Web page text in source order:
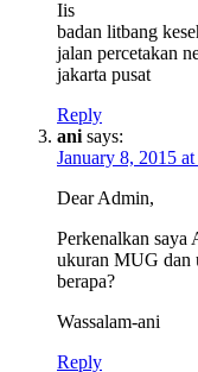
Iis
badan litbang
jalan percetakan
jakarta pusat
Reply
ani says:
January 8, 2015
Dear Admin,
Perkenalkan
ukuran MUG dan
berapa?
Wassalam-ani
Reply